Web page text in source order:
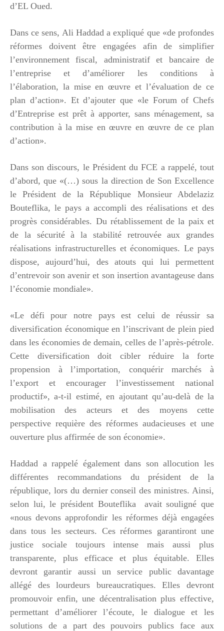
d’EL Oued.
Dans ce sens, Ali Haddad a expliqué que «de profondes
réformes doivent être engagées afin de simplifier
l’environnement fiscal, administratif et bancaire de
l’entreprise et d’améliorer les conditions à
l’élaboration, la mise en œuvre et l’évaluation de ce
plan d’action». Et d’ajouter que «le Forum of Chefs
d’Entreprise est prêt à apporter, sans ménagement, sa
contribution à la mise en œuvre en œuvre de ce plan
d’action».
Dans son discours, le Président du FCE a rappelé, tout
d’abord, que «(…) sous la direction de Son Excellence
le Président de la République Monsieur Abdelaziz
Bouteflika, le pays a accompli des réalisations et des
progrès considérables. Du rétablissement de la paix et
de la sécurité à la stabilité retrouvée aux grandes
réalisations infrastructurelles et économiques. Le pays
dispose, aujourd’hui, des atouts qui lui permettent
d’entrevoir son avenir et son insertion avantageuse dans
l’économie mondiale».
«Le défi pour notre pays est celui de réussir sa
diversification économique en l’inscrivant de plein pied
dans les économies de demain, celles de l’après-pétrole.
Cette diversification doit cibler réduire la forte
propension à l’importation, conquérir marchés à
l’export et encourager l’investissement national
productif», a-t-il estimé, en ajoutant qu’au-delà de la
mobilisation des acteurs et des moyens cette
perspective requière des réformes audacieuses et une
ouverture plus affirmée de son économie».
Haddad a rappelé également dans son allocution les
différentes recommandations du président de la
république, lors du dernier conseil des ministres. Ainsi,
selon lui, le président Bouteflika avait souligné que
«nous devons approfondir les réformes déjà engagées
dans tous les secteurs. Ces réformes garantiront une
justice sociale toujours intense mais aussi plus
transparente, plus efficace et plus équitable. Elles
devront garantir aussi un service public davantage
allégé des lourdeurs bureaucratiques. Elles devront
promouvoir enfin, une décentralisation plus effective,
permettant d’améliorer l’écoute, le dialogue et les
solutions de a part des pouvoirs publics face aux